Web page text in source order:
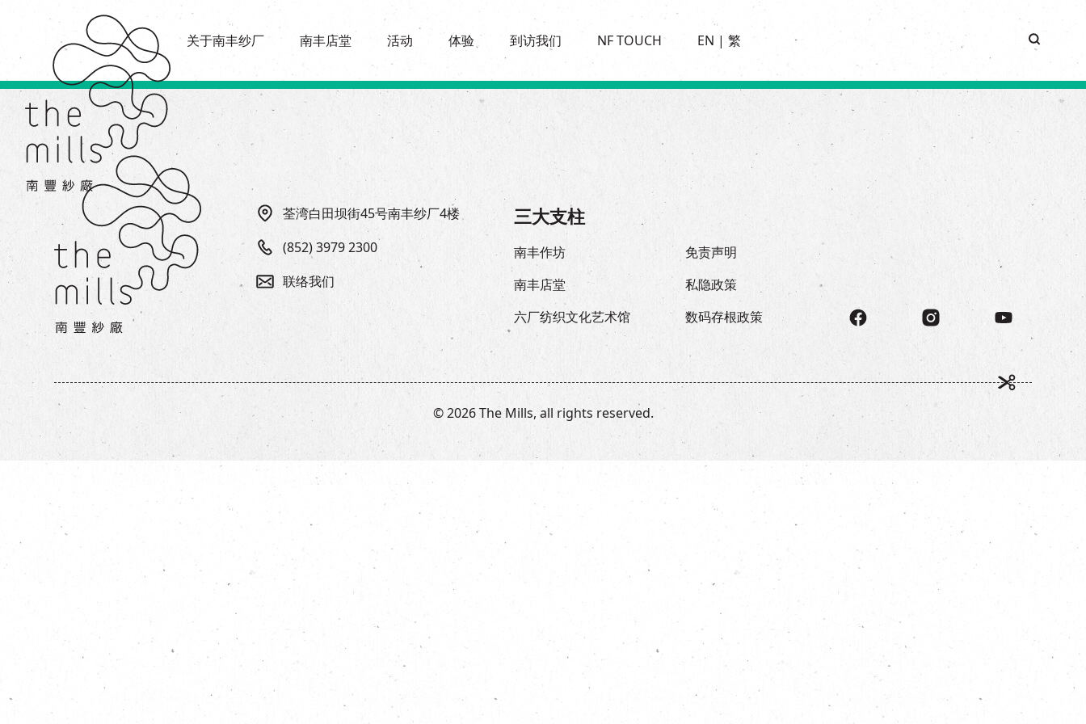
关于南丰纱厂
传承与历史
愿景
媒体中心
联络我们
南丰店堂
商店
活动场地
活动
世界之約
走进南丰纱厂
体验
走进南丰纱厂
CHAT六厂
南丰作坊
其他體驗
到访我们
开放时间及位置
穿梭巴士服务
停车场
NF TOUCH EN | 繁
荃湾白田坝街45号南丰纱厂4楼
(852) 3979 2300
联络我们
三大支柱
南丰作坊
南丰店堂
六厂纺织文化艺术馆
免责声明
私隐政策
数码存根政策
© 2026 The Mills, all rights reserved.